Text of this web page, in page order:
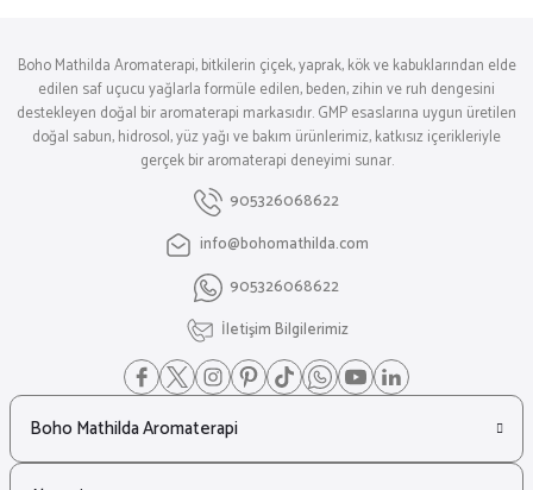
Boho Mathilda Aromaterapi, bitkilerin çiçek, yaprak, kök ve kabuklarından elde
edilen saf uçucu yağlarla formüle edilen, beden, zihin ve ruh dengesini
destekleyen doğal bir aromaterapi markasıdır. GMP esaslarına uygun üretilen
doğal sabun, hidrosol, yüz yağı ve bakım ürünlerimiz, katkısız içerikleriyle
gerçek bir aromaterapi deneyimi sunar.
905326068622
info@bohomathilda.com
905326068622
İletişim Bilgilerimiz
Boho Mathilda Aromaterapi